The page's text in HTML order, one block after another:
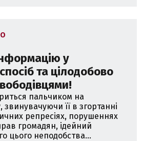
у
та цілодобово
пальчиком на
звинувачуючи її в згортанні
репресіях, порушеннях
громадян, ідейний
цього неподобства...